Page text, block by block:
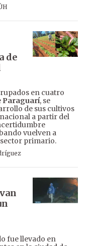
de
en cuatro
Paraguarí, se
de sus cultivos
a partir del
vuelven a
primario.
fue llevado en